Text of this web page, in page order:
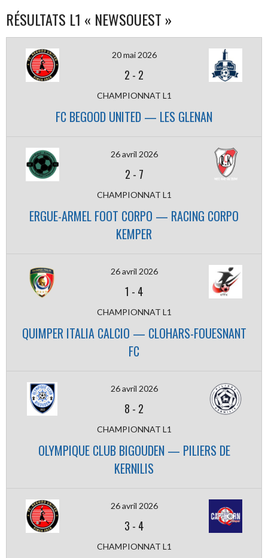
RÉSULTATS L1 « NEWSOUEST »
20 mai 2026
2 - 2
CHAMPIONNAT L1
FC BEGOOD UNITED — LES GLENAN
26 avril 2026
2 - 7
CHAMPIONNAT L1
ERGUE-ARMEL FOOT CORPO — RACING CORPO
KEMPER
26 avril 2026
1 - 4
CHAMPIONNAT L1
QUIMPER ITALIA CALCIO — CLOHARS-FOUESNANT
FC
26 avril 2026
8 - 2
CHAMPIONNAT L1
OLYMPIQUE CLUB BIGOUDEN — PILIERS DE
KERNILIS
26 avril 2026
3 - 4
CHAMPIONNAT L1